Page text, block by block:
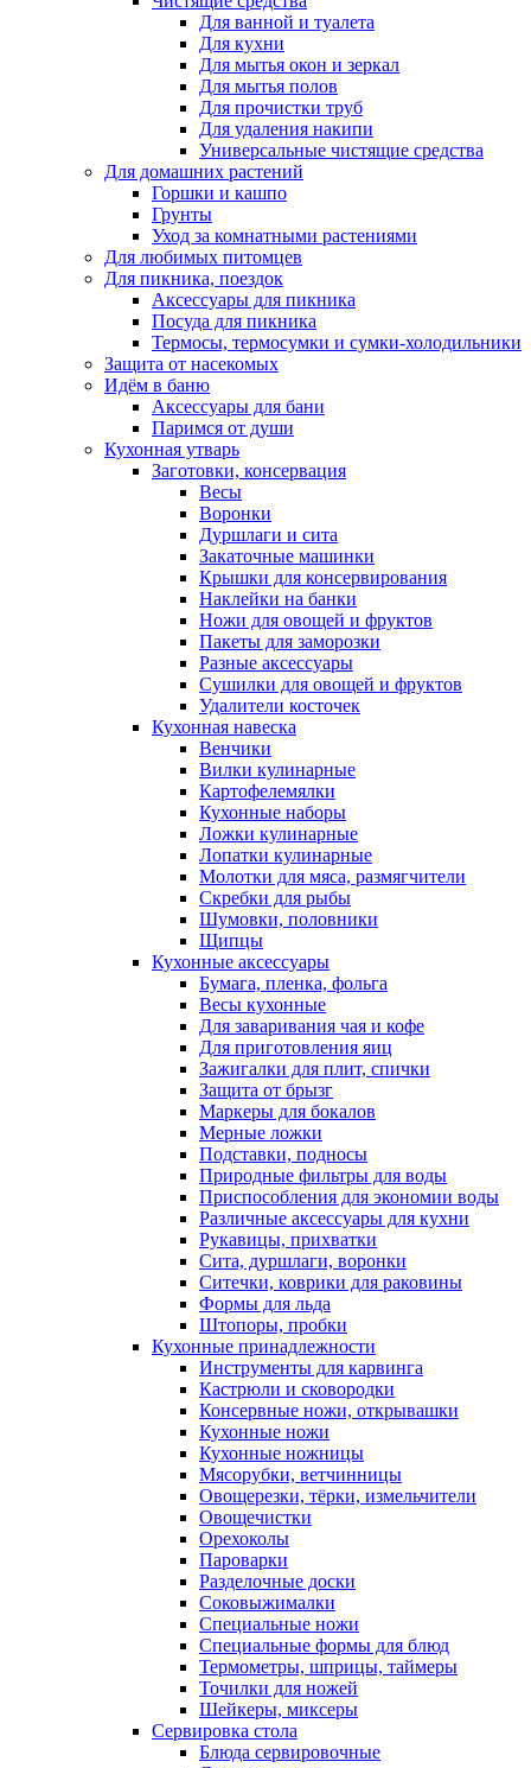
Для ванной и туалета
Для кухни
Для мытья окон и зеркал
Для мытья полов
Для прочистки труб
Для удаления накипи
Универсальные чистящие средства
Для домашних растений
Горшки и кашпо
Грунты
Уход за комнатными растениями
Для любимых питомцев
Для пикника, поездок
Аксессуары для пикника
Посуда для пикника
Термосы, термосумки и сумки-холодильники
Защита от насекомых
Идём в баню
Аксессуары для бани
Паримся от души
Кухонная утварь
Заготовки, консервация
Весы
Воронки
Дуршлаги и сита
Закаточные машинки
Крышки для консервирования
Наклейки на банки
Ножи для овощей и фруктов
Пакеты для заморозки
Разные аксессуары
Сушилки для овощей и фруктов
Удалители косточек
Кухонная навеска
Венчики
Вилки кулинарные
Картофелемялки
Кухонные наборы
Ложки кулинарные
Лопатки кулинарные
Молотки для мяса, размягчители
Скребки для рыбы
Шумовки, половники
Щипцы
Кухонные аксессуары
Бумага, пленка, фольга
Весы кухонные
Для заваривания чая и кофе
Для приготовления яиц
Зажигалки для плит, спички
Защита от брызг
Маркеры для бокалов
Мерные ложки
Подставки, подносы
Природные фильтры для воды
Приспособления для экономии воды
Различные аксессуары для кухни
Рукавицы, прихватки
Сита, дуршлаги, воронки
Ситечки, коврики для раковины
Формы для льда
Штопоры, пробки
Кухонные принадлежности
Инструменты для карвинга
Кастрюли и сковородки
Консервные ножи, открывашки
Кухонные ножи
Кухонные ножницы
Мясорубки, ветчинницы
Овощерезки, тёрки, измельчители
Овощечистки
Орехоколы
Пароварки
Разделочные доски
Соковыжималки
Специальные ножи
Специальные формы для блюд
Термометры, шприцы, таймеры
Точилки для ножей
Шейкеры, миксеры
Сервировка стола
Блюда сервировочные